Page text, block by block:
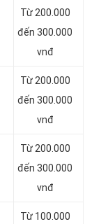
Từ 200.000
đến 300.000
vnđ
Từ 200.000
đến 300.000
vnđ
Từ 200.000
đến 300.000
vnđ
Từ 100.000